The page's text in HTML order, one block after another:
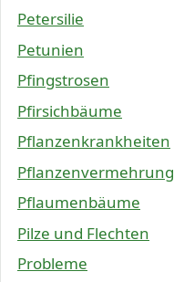
Petersilie
Petunien
Pfingstrosen
Pfirsichbäume
Pflanzenkrankheiten
Pflanzenvermehrung
Pflaumenbäume
Pilze und Flechten
Probleme